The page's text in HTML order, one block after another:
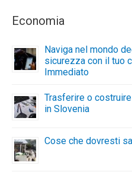
Economia
Naviga nel mondo
sicurezza con il tuo
Immediato
Trasferire o
in Slovenia
Cose che dovresti